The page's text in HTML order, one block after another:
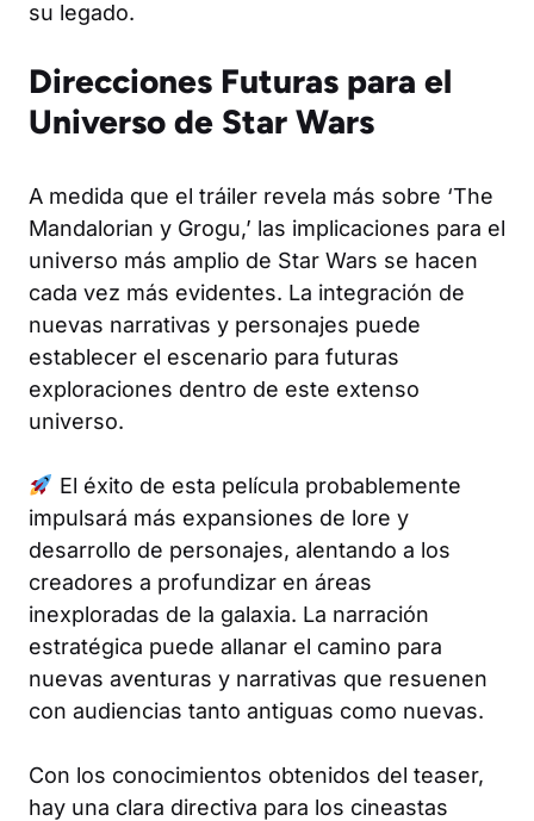
su legado.
Direcciones Futuras para el
Universo de Star Wars
A medida que el tráiler revela más sobre ‘The
Mandalorian y Grogu,’ las implicaciones para el
universo más amplio de Star Wars se hacen
cada vez más evidentes. La integración de
nuevas narrativas y personajes puede
establecer el escenario para futuras
exploraciones dentro de este extenso
universo.
El éxito de esta película probablemente
impulsará más expansiones de lore y
desarrollo de personajes, alentando a los
creadores a profundizar en áreas
inexploradas de la galaxia. La narración
estratégica puede allanar el camino para
nuevas aventuras y narrativas que resuenen
con audiencias tanto antiguas como nuevas.
Con los conocimientos obtenidos del teaser,
hay una clara directiva para los cineastas